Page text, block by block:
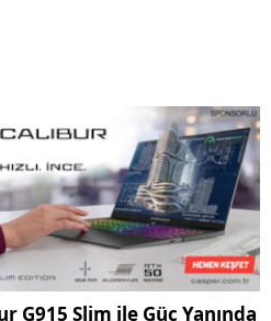
G915 Slim ile Güç Yanında